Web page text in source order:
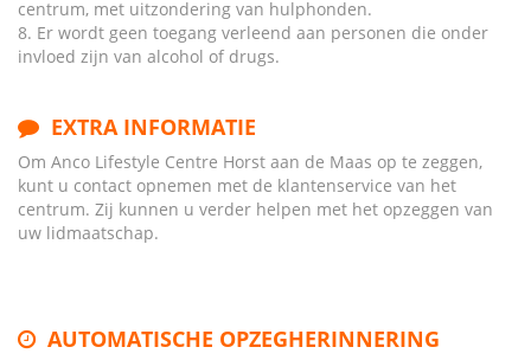
centrum, met uitzondering van hulphonden.
8. Er wordt geen toegang verleend aan personen die onder
invloed zijn van alcohol of drugs.
EXTRA INFORMATIE
Om Anco Lifestyle Centre Horst aan de Maas op te zeggen,
kunt u contact opnemen met de klantenservice van het
centrum. Zij kunnen u verder helpen met het opzeggen van
uw lidmaatschap.
AUTOMATISCHE OPZEGHERINNERING